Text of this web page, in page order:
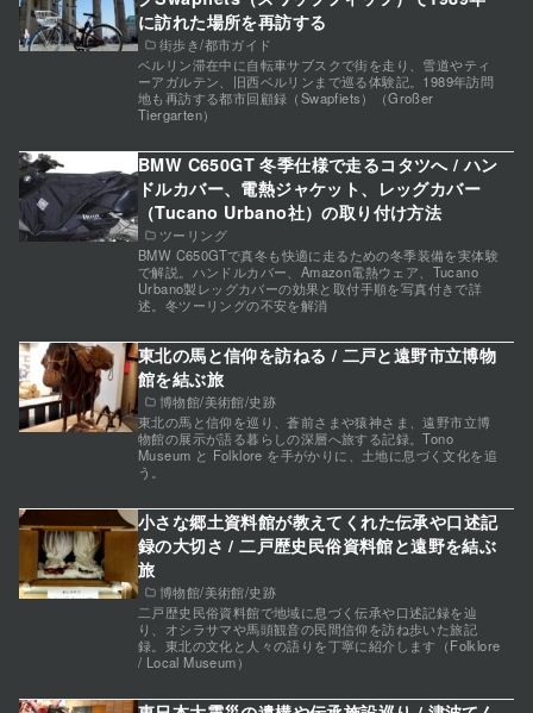
街歩き/都市ガイド
に訪れた場所を再訪する
ベルリン滞在中に自転車サブスクで街を走り、雪道やティ
ーアガルテン、旧西ベルリンまで巡る体験記。1989年訪問
地も再訪する都市回顧録（Swapfiets）（Großer
Tiergarten）
ツーリング
BMW C650GT 冬季仕様で走るコタツへ / ハン
ドルカバー、電熱ジャケット、レッグカバー
（Tucano Urbano社）の取り付け方法
BMW C650GTで真冬も快適に走るための冬季装備を実体験
で解説。ハンドルカバー、Amazon電熱ウェア、Tucano
Urbano製レッグカバーの効果と取付手順を写真付きで詳
述。冬ツーリングの不安を解消
博物館/美術館/史跡
東北の馬と信仰を訪ねる / 二戸と遠野市立博物
館を結ぶ旅
東北の馬と信仰を巡り、蒼前さまや猿神さま、遠野市立博
物館の展示が語る暮らしの深層へ旅する記録。Tono
Museum と Folklore を手がかりに、土地に息づく文化を追
う。
博物館/美術館/史跡
小さな郷土資料館が教えてくれた伝承や口述記
録の大切さ / 二戸歴史民俗資料館と遠野を結ぶ
旅
二戸歴史民俗資料館で地域に息づく伝承や口述記録を辿
り、オシラサマや馬頭観音の民間信仰を訪ね歩いた旅記
録。東北の文化と人々の語りを丁寧に紹介します（Folklore
/ Local Museum）